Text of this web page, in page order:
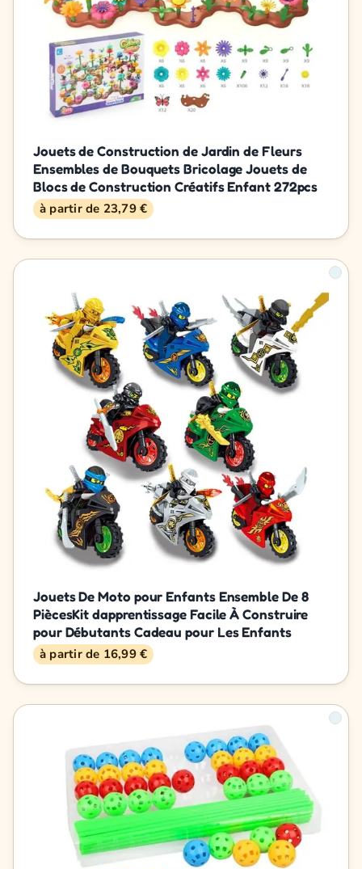
Jouets de Construction de Jardin de Fleurs
Ensembles de Bouquets Bricolage Jouets de
Blocs de Construction Créatifs Enfant 272pcs
à partir de 23,79 €
Jouets De Moto pour Enfants Ensemble De 8
PiècesKit dapprentissage Facile À Construire
pour Débutants Cadeau pour Les Enfants
à partir de 16,99 €